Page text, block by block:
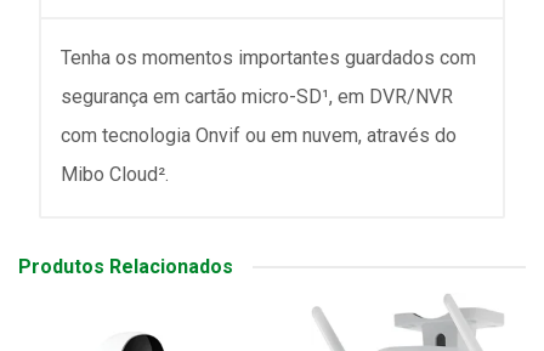
Tenha os momentos importantes guardados com
segurança em cartão micro-SD¹, em DVR/NVR
com tecnologia Onvif ou em nuvem, através do
Mibo Cloud².
Produtos Relacionados